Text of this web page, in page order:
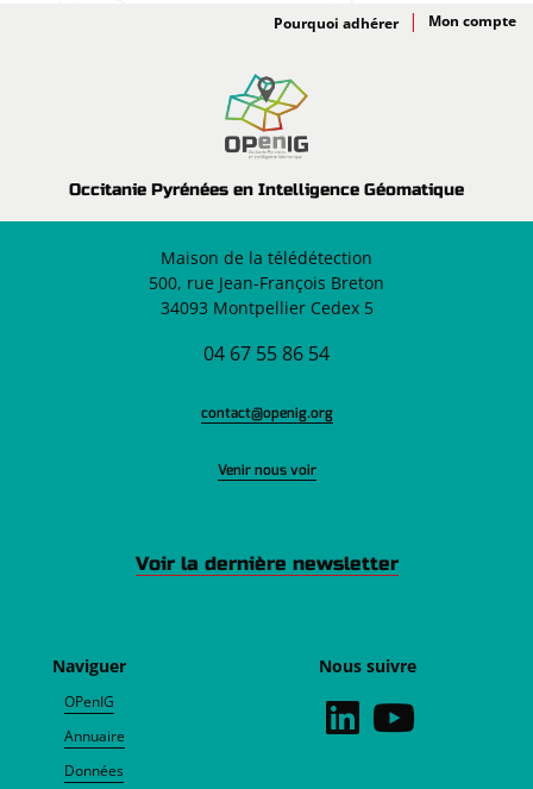
Occitanie Pyrénées en Intelligence Géomatique
Adhésion
Pourquoi adhérer
Naviguer
OPenIG
Annuaire
Données
Maison de la télédétection
500, rue Jean-François Breton
34093 Montpellier Cedex 5
04 67 55 86 54
contact@openig.org
Venir nous voir
Nous suivre
Voir la dernière newsletter